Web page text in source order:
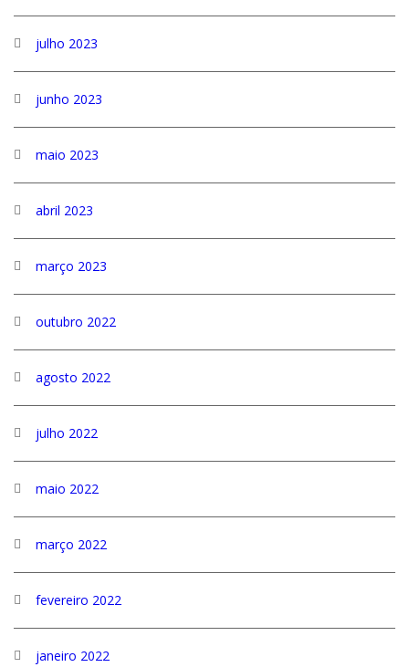
julho 2023
junho 2023
maio 2023
abril 2023
março 2023
outubro 2022
agosto 2022
julho 2022
maio 2022
março 2022
fevereiro 2022
janeiro 2022